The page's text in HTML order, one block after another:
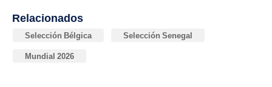
Relacionados
Selección Bélgica Selección Senegal
Mundial 2026